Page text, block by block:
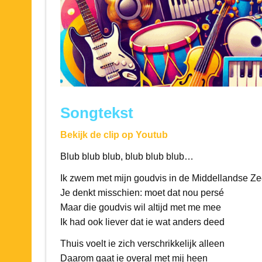
Songtekst
Bekijk de clip op Youtub
Blub blub blub, blub blub blub…
Ik zwem met mijn goudvis in de Middellandse
Je denkt misschien: moet dat nou persé
Maar die goudvis wil altijd met me mee
Ik had ook liever dat ie wat anders deed
Thuis voelt ie zich verschrikkelijk alleen
Daarom gaat ie overal met mij heen